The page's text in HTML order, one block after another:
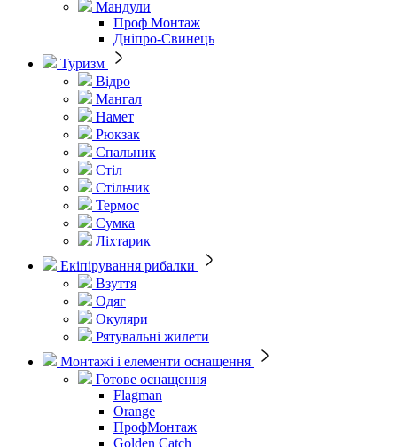
Мандули
Проф Монтаж
Дніпро-Свинець
Туризм
Відро
Мангал
Намет
Рюкзак
Спальник
Стіл
Стільчик
Термос
Сумка
Ліхтарик
Екіпірування рибалки
Взуття
Одяг
Окуляри
Рятувальні жилети
Монтажі і елементи оснащення
Готове оснащення
Flagman
Orange
ПрофМонтаж
Golden Catch